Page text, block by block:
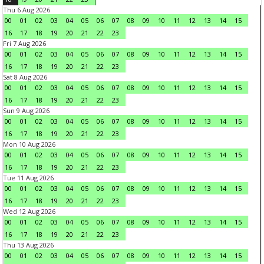
Thu 6 Aug 2026
00
01 02 03 04 05 06 07 08 09 10 11 12 13 14
15
16
17 18 19 20 21 22
23
Fri 7 Aug 2026
00
01 02 03 04 05 06 07 08 09 10 11 12 13 14
15
16
17 18 19 20 21 22
23
Sat 8 Aug 2026
00
01 02 03 04 05 06 07 08 09 10 11 12 13 14
15
16
17 18 19 20 21 22
23
Sun 9 Aug 2026
00
01 02 03 04 05 06 07 08 09 10 11 12 13 14
15
16
17 18 19 20 21 22
23
Mon 10 Aug 2026
00
01 02 03 04 05 06 07 08 09 10 11 12 13 14
15
16
17 18 19 20 21 22
23
Tue 11 Aug 2026
00
01 02 03 04 05 06 07 08 09 10 11 12 13 14
15
16
17 18 19 20 21 22
23
Wed 12 Aug 2026
00
01 02 03 04 05 06 07 08 09 10 11 12 13 14
15
16
17 18 19 20 21 22
23
Thu 13 Aug 2026
00
01 02 03 04 05 06 07 08 09 10 11 12 13 14
15